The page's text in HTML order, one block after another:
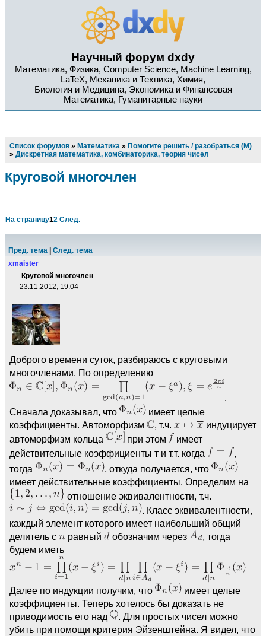
Научный форум dxdy
Математика, Физика, Computer Science, Machine Learning,
LaTeX, Механика и Техника, Химия,
Биология и Медицина, Экономика и Финансовая
Математика, Гуманитарные науки
Список форумов » Математика » Помогите решить / разобраться (М)
» Дискретная математика, комбинаторика, теория чисел
Круговой многочлен
На страницу12 След.
Пред. тема
След. тема
xmaister
Круговой многочлен
23.11.2012, 19:04
Доброго времени суток, разбираюсь с круговыми
многочленами. По определению
.
Сначала доказывал, что
имеет целые
коэффициенты. Автоморфизм
, т.ч.
индуцирует
автоморфизм кольца
при этом
имеет
действительные коэффициенты т и т.т. когда
,
тогда
, откуда получается, что
имеет действительные коэффициенты. Определим на
отношение эквивалентности, т.ч.
. Класс эквивалентности,
каждый элемент которого имеет наибольший общий
делитель с
равный обозначим через
, тогда
будем иметь
Далее по индукции получим, что
имеет целые
коэффициенты. Теперь хотелось бы доказать не
приводимость его над
. Для простых чисел можно
убить при помощи критерия Эйзенштейна. Я видел, что